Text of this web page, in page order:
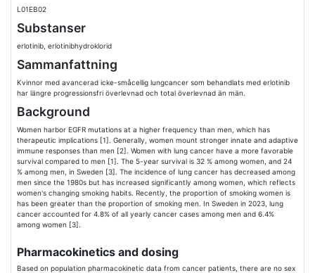
L01EB02
Substanser
erlotinib, erlotinibhydroklorid
Sammanfattning
Kvinnor med avancerad icke-småcellig lungcancer som behandlats med erlotinib
har längre progressionsfri överlevnad och total överlevnad än män.
Background
Women harbor EGFR mutations at a higher frequency than men, which has
therapeutic implications [1]. Generally, women mount stronger innate and adaptive
immune responses than men [2]. Women with lung cancer have a more favorable
survival compared to men [1]. The 5-year survival is 32 % among women, and 24
% among men, in Sweden [3]. The incidence of lung cancer has decreased among
men since the 1980s but has increased significantly among women, which reflects
women's changing smoking habits. Recently, the proportion of smoking women is
has been greater than the proportion of smoking men. In Sweden in 2023, lung
cancer accounted for 4.8% of all yearly cancer cases among men and 6.4%
among women [3].
Pharmacokinetics and dosing
Based on population pharmacokinetic data from cancer patients, there are no sex